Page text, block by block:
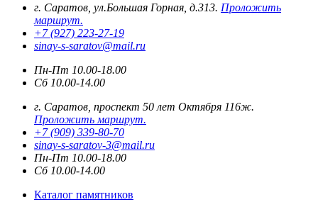
г. Саратов, ул.Большая Горная, д.313. Проложить
маршрут.
+7 (927) 223-27-19
sinay-s-saratov@mail.ru
Пн-Пт 10.00-18.00
Сб 10.00-14.00
г. Саратов, проспект 50 лет Октября 116ж.
Проложить маршрут.
+7 (909) 339-80-70
sinay-s-saratov-3@mail.ru
Пн-Пт 10.00-18.00
Сб 10.00-14.00
Каталог памятников